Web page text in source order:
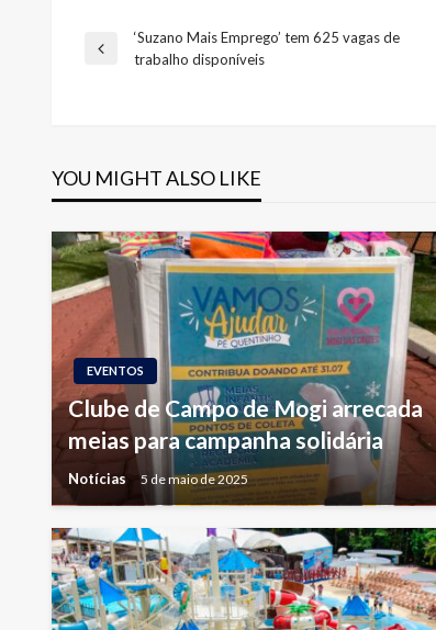
Navegação
Post
Previous
‘Suzano Mais Emprego’ tem 625 vagas de
trabalho disponíveis
YOU MIGHT ALSO LIKE
EVENTOS
Clube de Campo de Mogi arrecada
meias para campanha solidária
Notícias 5 de maio de 2025